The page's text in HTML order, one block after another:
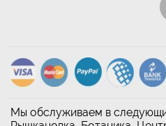
Мы обслуживаем в